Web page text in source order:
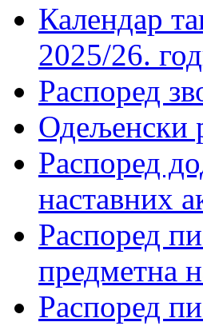
Календар
2025/26.
Распоред
Одељенски
Распоред
наставних
Распоред
предметна
Распоред